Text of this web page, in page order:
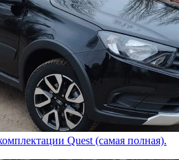
Quest (самая полная).